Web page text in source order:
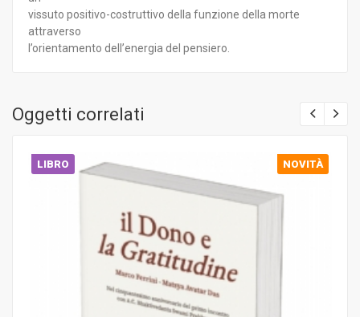
vissuto positivo-costruttivo della funzione della morte
attraverso
l’orientamento dell’energia del pensiero.
Oggetti correlati
LIBRO NOVITÀ